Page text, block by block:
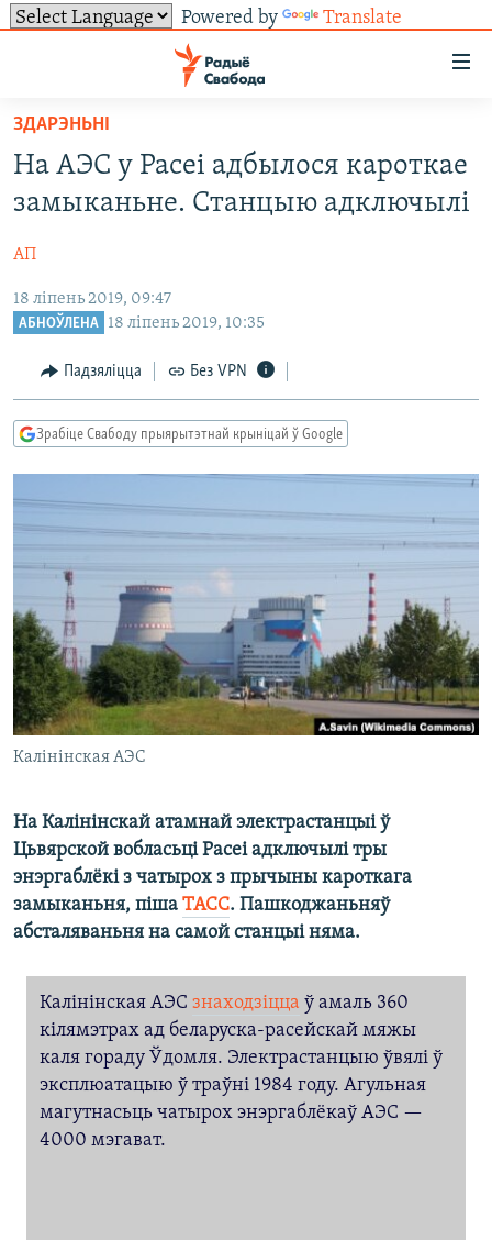
Powered by Translate
ўнівэрсальнага
доступу
Перайсьці
да
галоўнага
Перайсьці
да
галоўнай
Перайсьці
да
пошуку
ПАЛІТЫКА
ВАЙНА
БЕЛАРУСЫ НА ВАЙНЕ
КУЛЬТУРА
ТОЛЬКІ НА СВАБОДЗЕ
ГІСТОРЫЯ НА СВАБОДЗЕ
КНІГІ
АЎДЫЁКНІГІ
МОВА
НА ХВАЛЯХ СВАБОДЫ
ПАДЗЯЛІЦЦА ІНФАРМАЦЫЯЙ
ПАДПІСАЦЦА
RSS
FACEBOOK
TWITTER
САЧЫЦЕ ЗА АБНАЎЛЕНЬНЯМІ
Усе сайты РС/РСЭ
ЗДАРЭНЬНІ
На АЭС у Расеі адбылося кароткае
замыканьне. Станцыю адключылі
АП
18 ліпень 2019, 09:47
АБНОЎЛЕНА 18 ліпень 2019, 10:35
Падзяліцца Без VPN
Зрабіце Свабоду прыярытэтнай крыніцай ў Google
Калінінская АЭС
На Калінінскай атамнай электрастанцыі ў
Цьвярской вобласьці Расеі адключылі тры
энэргаблёкі з чатырох з прычыны кароткага
замыканьня, піша ТАСС. Пашкоджаньняў
абсталяваньня на самой станцыі няма.​
Калінінская АЭС знаходзіцца ў амаль 360
кілямэтрах ад беларуска-расейскай мяжы
каля гораду Ўдомля. Электрастанцыю ўвялі ў
эксплюатацыю ў траўні 1984 году. Агульная
магутнасьць чатырох энэргаблёкаў АЭС —
4000 мэгават.